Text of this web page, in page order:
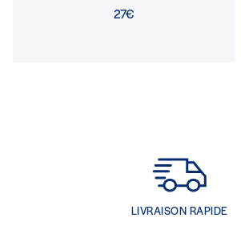
27€
LIVRAISON RAPIDE